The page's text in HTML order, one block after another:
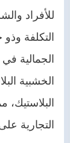
للأفراد
التكلفة
الجمالية
الخشبية
البلاستيك،
التجارية